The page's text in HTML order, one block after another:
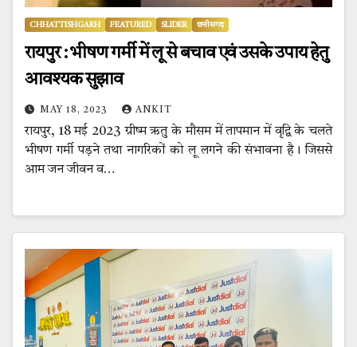
CHHATTISHGARH FEATURED SLIDER छत्तीसगढ़
रायपुर : भीषण गर्मी में लू से बचाव एवं उसके उपाय हेतु
आवश्यक सुझाव
MAY 18, 2023 ANKIT
रायपुर, 18 मई 2023 ग्रीष्म ऋतु के मौसम में तापमान में वृद्वि के चलते
भीषण गर्मी पड़ने तथा नागरिकों को लू लगने की संभावना है। जिससे
आम जन जीवन व…